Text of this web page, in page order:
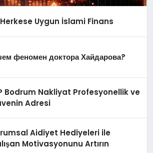
Uygun İslami Finans
феномен доктора Хайдарова?
Bodrum Nakliyat Profesyonellik ve
Adresi
Aidiyet Hediyeleri ile
Motivasyonunu Artırın